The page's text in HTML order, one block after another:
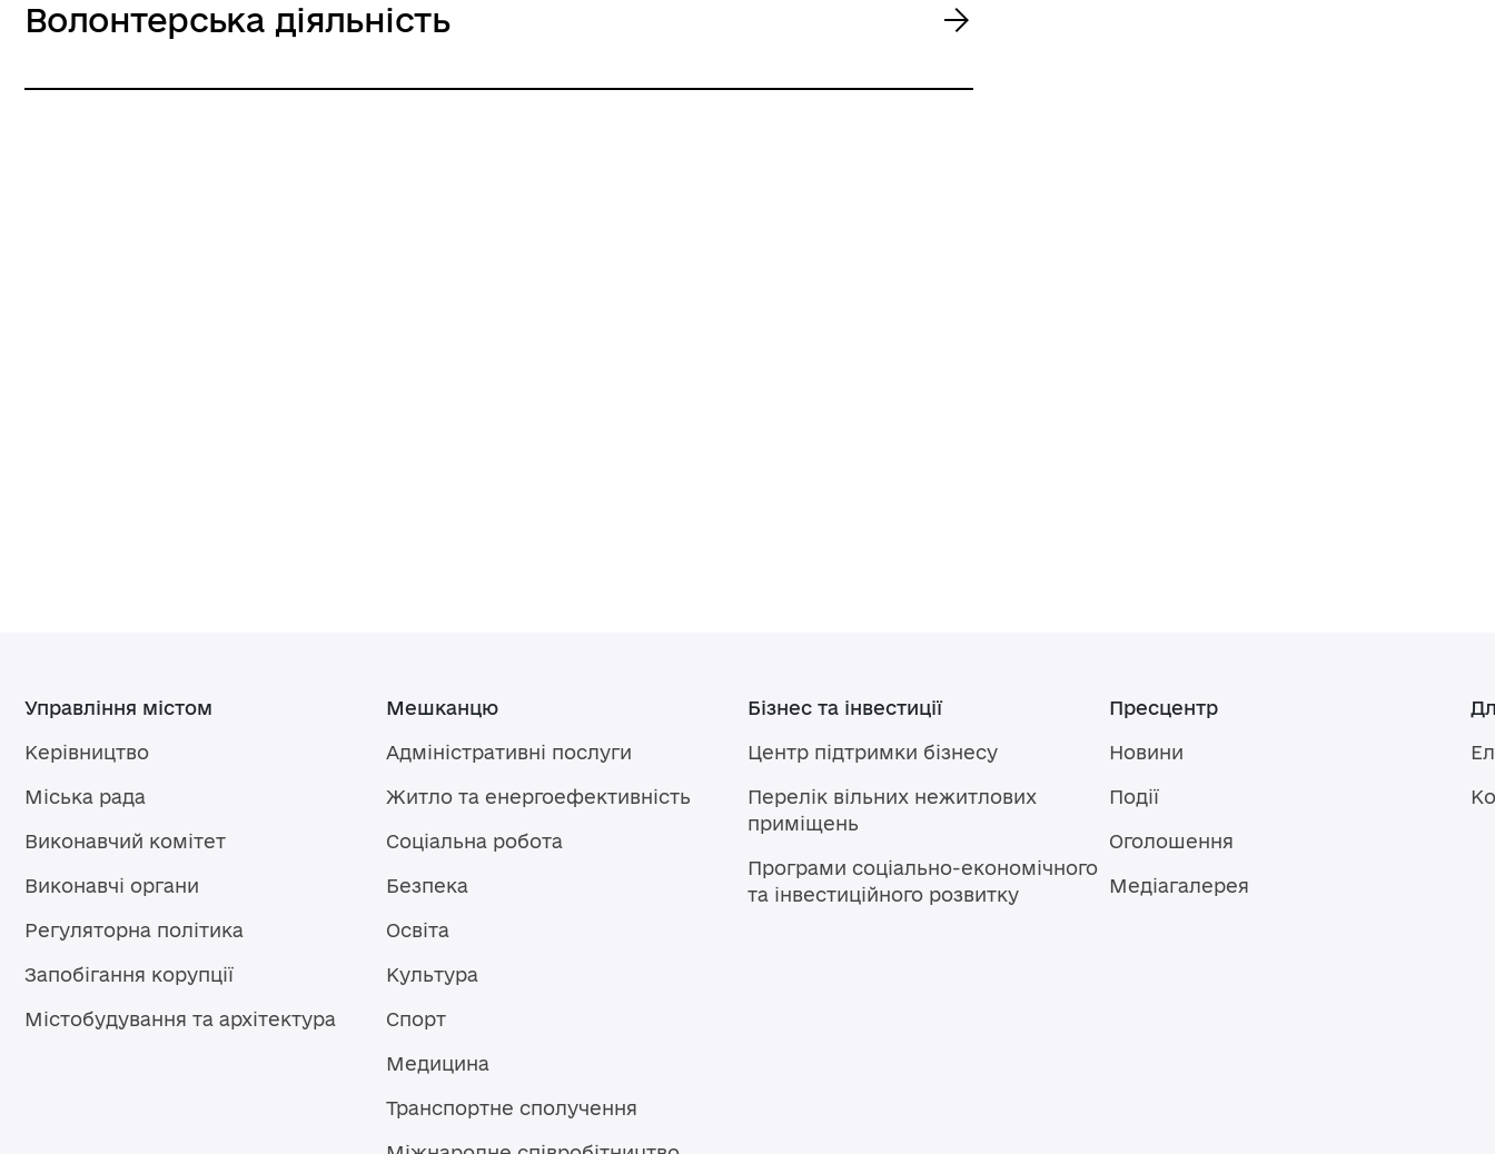
Волонтерська діяльність
Управління містом
Керівництво
Міська рада
Виконавчий комітет
Виконавчі органи
Регуляторна політика
Запобігання корупції
Містобудування та архітектура
Мешканцю
Адміністративні послуги
Житло та енергоефективність
Соціальна робота
Безпека
Освіта
Культура
Спорт
Медицина
Транспортне сполучення
Бізнес та інвестиції
Центр підтримки бізнесу
Перелік вільних нежитлових
приміщень
Програми соціально-економічного
та інвестиційного розвитку
Пресцентр
Новини
Події
Оголошення
Медіагалерея